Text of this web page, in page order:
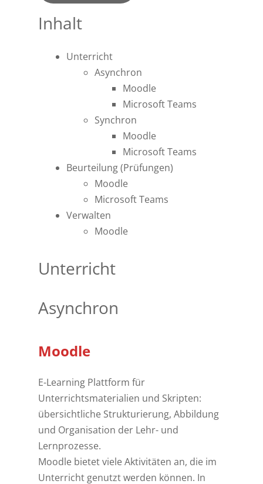
Inhalt
Unterricht
Asynchron
Moodle
Microsoft Teams
Synchron
Moodle
Microsoft Teams
Beurteilung (Prüfungen)
Moodle
Microsoft Teams
Verwalten
Moodle
Unterricht
Asynchron
Moodle
E-Learning Plattform für
Unterrichtsmaterialien und Skripten:
übersichtliche Strukturierung, Abbildung
und Organisation der Lehr- und
Lernprozesse.
Moodle bietet viele Aktivitäten an, die im
Unterricht genutzt werden können. In